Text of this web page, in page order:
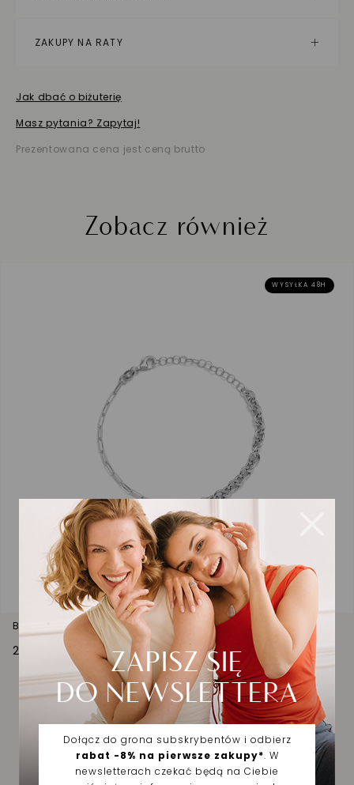
ZAKUPY NA RATY
Jak dbać o biżuterię
Masz pytania? Zapytaj!
Prezentowana cena jest ceną brutto
Zobacz również
WYSYŁKA 48H
Bransoletka srebrna z okrągłym wisiorkiem
225,00 zł